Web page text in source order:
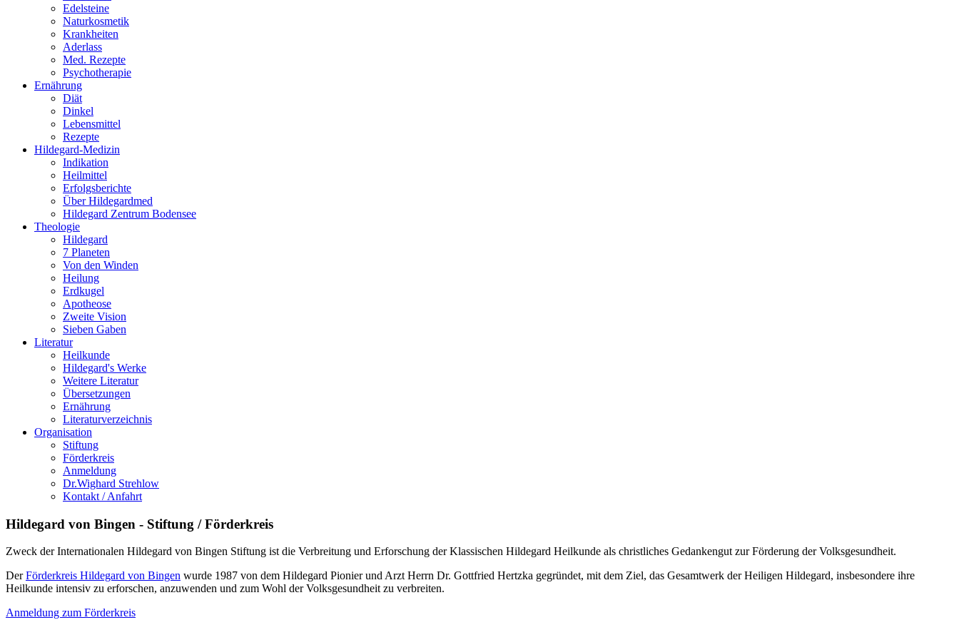
Edelsteine
Naturkosmetik
Krankheiten
Aderlass
Med. Rezepte
Psychotherapie
Ernährung
Diät
Dinkel
Lebensmittel
Rezepte
Hildegard-Medizin
Indikation
Heilmittel
Erfolgsberichte
Über Hildegardmed
Hildegard Zentrum Bodensee
Theologie
Hildegard
7 Planeten
Von den Winden
Heilung
Erdkugel
Apotheose
Zweite Vision
Sieben Gaben
Literatur
Heilkunde
Hildegard's Werke
Weitere Literatur
Übersetzungen
Ernährung
Literaturverzeichnis
Organisation
Stiftung
Förderkreis
Anmeldung
Dr.Wighard Strehlow
Kontakt / Anfahrt
Hildegard von Bingen - Stiftung / Förderkreis
Zweck der Internationalen Hildegard von Bingen Stiftung ist die Verbreitung und Erforschung der Klassischen Hildegard Heilkunde als christliches Gedankengut zur Förderung der Volksgesundheit.
DerFörderkreis Hildegard von Bingen wurde 1987 von dem Hildegard Pionier und Arzt Herrn Dr. Gottfried Hertzka gegründet, mit dem Ziel, das Gesamtwerk der Heiligen Hildegard, insbesondere ihre
Heilkunde intensiv zu erforschen, anzuwenden und zum Wohl der Volksgesundheit zu verbreiten.
Anmeldung zum Förderkreis